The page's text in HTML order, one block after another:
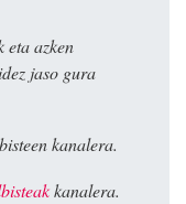
eta azken
jaso gura
kanalera.
kanalera.